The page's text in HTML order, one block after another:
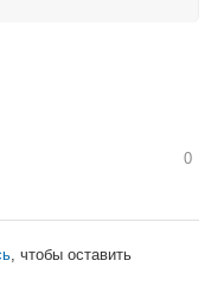
0
, чтобы оставить